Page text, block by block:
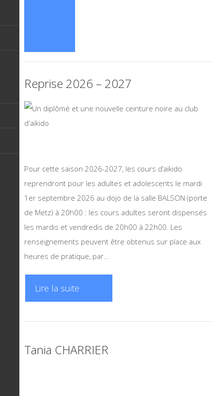
Reprise 2026 – 2027
Pour cette saison 2026-2027, les cours d’aïkido
reprendront pour les adultes et adolescents le mardi
1er septembre 2026 au dojo de la salle BALSON (porte
de Metz) à 20h00 : les cours adultes seront dispensés
les mardis et vendredis de 20h00 à 22h00. Les
renseignements peuvent être obtenus sur place aux
heures de pratique, par…
Lire la suite
Tania CHARRIER